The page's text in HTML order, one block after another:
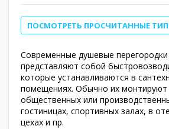
ПОСМОТРЕТЬ ПРОСЧИТАННЫЕ
Современные душевые перегородки
представляют собой
которые устанавливаются в
помещениях. Обычно их монтируют
общественных или
гостиницах, спортивных залах, в
цехах и пр.